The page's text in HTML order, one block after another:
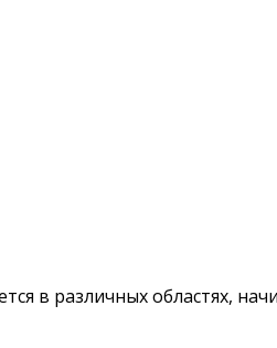
в различных областях,